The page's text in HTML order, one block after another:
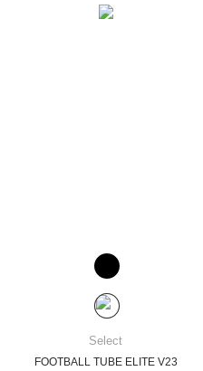
Select
FOOTBALL TUBE ELITE V23